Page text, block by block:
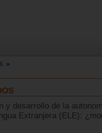
y desarrollo de la
Extranjera (ELE):